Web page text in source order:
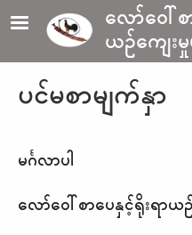
Skip to main content
လော်ဝေါ်စ
ယဉ်ကျေ
ပင်မစာမျက်နှာ
မင်္ဂလာပါ
လော်ဝေါ်စာပေနှင့်ရိုးရာ